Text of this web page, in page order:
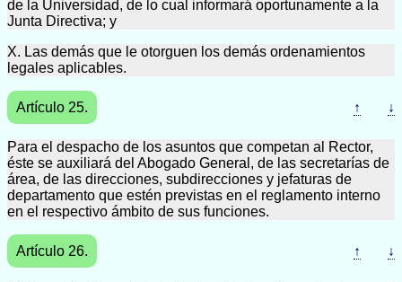
de la Universidad, de lo cual informará oportunamente a la
Junta Directiva; y
X. Las demás que le otorguen los demás ordenamientos
legales aplicables.
Artículo 25. ↑ ↓
Para el despacho de los asuntos que competan al Rector,
éste se auxiliará del Abogado General, de las secretarías de
área, de las direcciones, subdirecciones y jefaturas de
departamento que estén previstas en el reglamento interno
en el respectivo ámbito de sus funciones.
Artículo 26. ↑ ↓